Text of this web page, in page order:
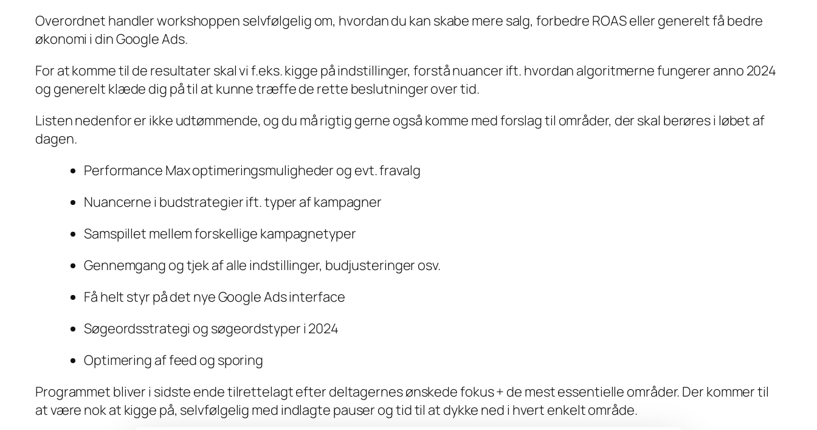
Overordnet handler workshoppen selvfølgelig om, hvordan du kan skabe mere salg, forbedre ROAS eller generelt få bedre
økonomi i din Google Ads.
For at komme til de resultater skal vi f.eks. kigge på indstillinger, forstå nuancer ift. hvordan algoritmerne fungerer anno 2024
og generelt klæde dig på til at kunne træffe de rette beslutninger over tid.
Listen nedenfor er ikke udtømmende, og du må rigtig gerne også komme med forslag til områder, der skal berøres i løbet af
dagen.
Performance Max optimeringsmuligheder og evt. fravalg
Nuancerne i budstrategier ift. typer af kampagner
Samspillet mellem forskellige kampagnetyper
Gennemgang og tjek af alle indstillinger, budjusteringer osv.
Få helt styr på det nye Google Ads interface
Søgeordsstrategi og søgeordstyper i 2024
Optimering af feed og sporing
Programmet bliver i sidste ende tilrettelagt efter deltagernes ønskede fokus + de mest essentielle områder. Der kommer til
at være nok at kigge på, selvfølgelig med indlagte pauser og tid til at dykke ned i hvert enkelt område.